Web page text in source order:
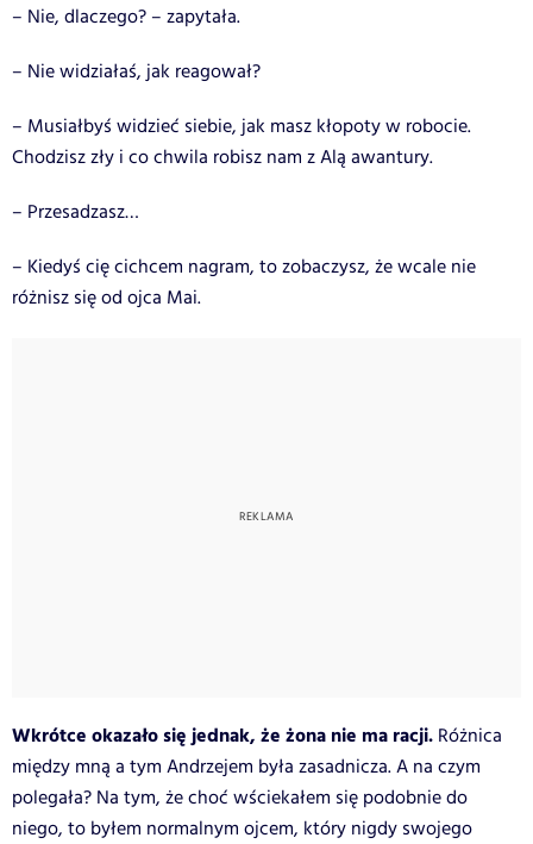
– Nie, dlaczego? – zapytała.
– Nie widziałaś, jak reagował?
– Musiałbyś widzieć siebie, jak masz kłopoty w robocie.
Chodzisz zły i co chwila robisz nam z Alą awantury.
– Przesadzasz…
– Kiedyś cię cichcem nagram, to zobaczysz, że wcale nie
różnisz się od ojca Mai.
Wkrótce okazało się jednak, że żona nie ma racji. Różnica
między mną a tym Andrzejem była zasadnicza. A na czym
polegała? Na tym, że choć wściekałem się podobnie do
niego, to byłem normalnym ojcem, który nigdy swojego